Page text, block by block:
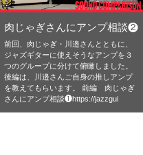
肉じゃぎさんにアンプ相談❷
前回、肉じゃぎ・川邉さんとともに、
ジャズギターに使えそうなアンプを３
つのグループに分けて俯瞰しました。
後編は、川邉さんご自身の推しアンプ
を教えてもらいます。 前編 肉じゃぎ
さんにアンプ相談❶https://jazzgui